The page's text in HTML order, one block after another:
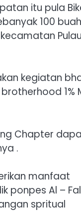
itu pula
100
kegiatan
1%
Chapter
.
manfaat
ponpes Al –
spritual